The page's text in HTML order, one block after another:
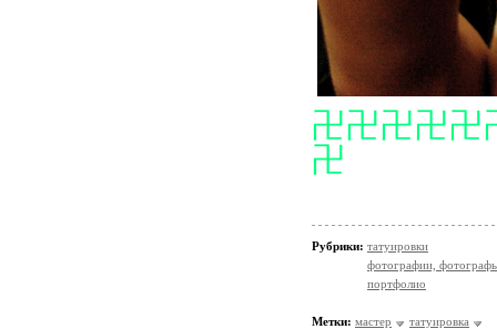
卍卍卍卍卍
卍
Рубрики: татуировки
фотографии,
портфолио
Метки: мастер татуировка